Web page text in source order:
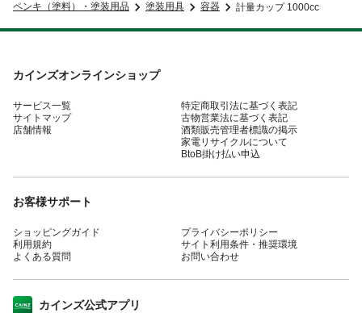
ペンキ（塗料）・塗装用品
塗装用具 容器 計量カップ 1000cc
カインズオンラインショップ
サービス一覧
サイトマップ
店舗情報
特定商取引法に基づく表記
古物営業法に基づく表記
酒類販売管理者標識の掲示
家電リサイクルについて
BtoB掛け払い申込
お客様サポート
ショッピングガイド
利用規約
よくある質問
プライバシーポリシー
サイト利用条件・推奨環境
お問い合わせ
カインズ公式アプリ